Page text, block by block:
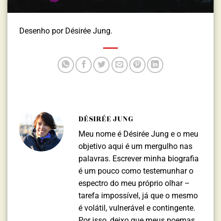
Desenho por Désirée Jung.
DÉSIRÉE JUNG
Meu nome é Désirée Jung e o meu
objetivo aqui é um mergulho nas
palavras. Escrever minha biografia
é um pouco como testemunhar o
espectro do meu próprio olhar –
tarefa impossível, já que o mesmo
é volátil, vulnerável e contingente.